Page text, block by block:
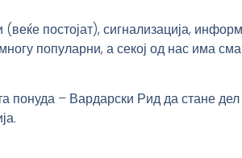
(веќе постојат), сигнализација,
популарни, а секој од нас има
понуда – Вардарски Рид да стане